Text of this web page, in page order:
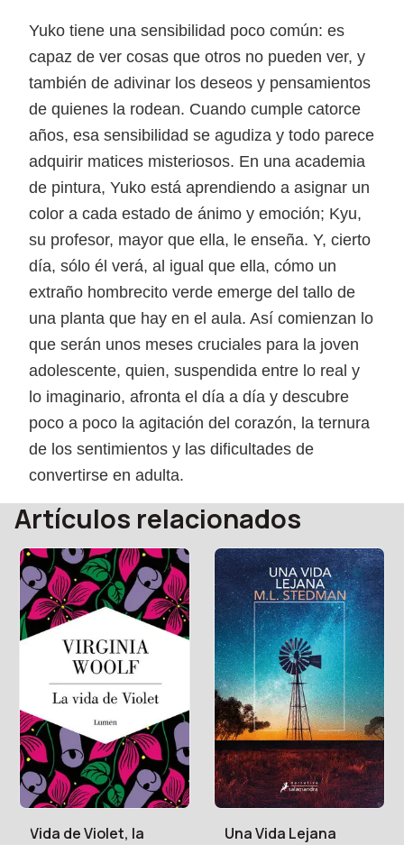
Yuko tiene una sensibilidad poco común: es
capaz de ver cosas que otros no pueden ver, y
también de adivinar los deseos y pensamientos
de quienes la rodean. Cuando cumple catorce
años, esa sensibilidad se agudiza y todo parece
adquirir matices misteriosos. En una academia
de pintura, Yuko está aprendiendo a asignar un
color a cada estado de ánimo y emoción; Kyu,
su profesor, mayor que ella, le enseña. Y, cierto
día, sólo él verá, al igual que ella, cómo un
extraño hombrecito verde emerge del tallo de
una planta que hay en el aula. Así comienzan lo
que serán unos meses cruciales para la joven
adolescente, quien, suspendida entre lo real y
lo imaginario, afronta el día a día y descubre
poco a poco la agitación del corazón, la ternura
de los sentimientos y las dificultades de
convertirse en adulta.
Artículos relacionados
Vida de Violet, la Una Vida Lejana